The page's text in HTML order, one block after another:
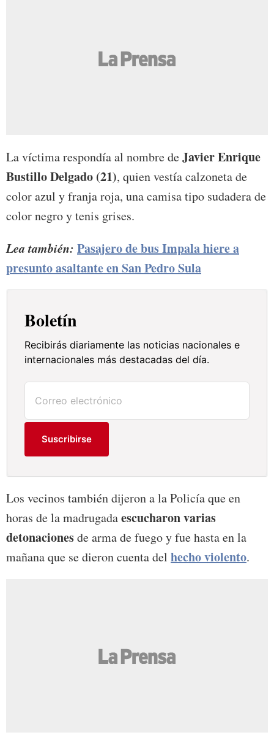
La víctima respondía al nombre deJavier Enrique
Bustillo Delgado (21), quien vestía calzoneta de
color azul y franja roja, una camisa tipo sudadera de
color negro y tenis grises.
Lea también: Pasajero de bus Impala hiere a
presunto asaltante en San Pedro Sula
Boletín
Recibirás diariamente las noticias nacionales e
internacionales más destacadas del día.
Suscribirse
Los vecinos también dijeron a la Policía que en
horas de la madrugadaescucharon varias
detonacionesde arma de fuego y fue hasta en la
mañana que se dieron cuenta del hecho violento.